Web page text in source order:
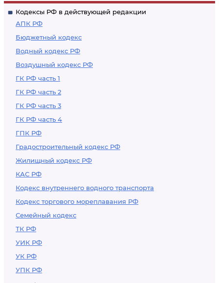
Кодексы РФ в действующей редакции
АПК РФ
Бюджетный кодекс
Водный кодекс РФ
Воздушный кодекс РФ
ГК РФ часть 1
ГК РФ часть 2
ГК РФ часть 3
ГК РФ часть 4
ГПК РФ
Градостроительный кодекс РФ
Жилищный кодекс РФ
КАС РФ
Кодекс внутреннего водного транспорта
Кодекс торгового мореплавания РФ
Семейный кодекс
ТК РФ
УИК РФ
УК РФ
УПК РФ